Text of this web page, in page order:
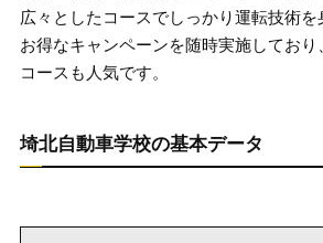
広々としたコースでしっかり運転技術を
お得なキャンペーンを随時実施しており
コースも人気です。
埼北自動車学校の基本データ